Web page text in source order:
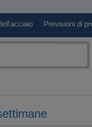
Previsioni di